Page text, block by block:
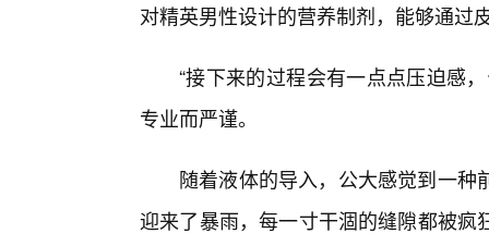
对精英男性设计的营养制剂，能够通过
“接下来的过程会有一点点压迫感
专业而严谨。
随着液体的导入，公大感觉到一
迎来了暴雨，每一寸干涸的缝隙都被